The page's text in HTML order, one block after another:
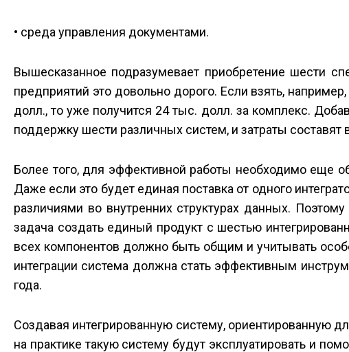
• среда управления документами.
Вышесказанное подразумевает приобретение шести
предприятий это довольно дорого. Если взять,
долл., то уже получится 24 тыс. долл. за комплекс.
поддержку шести различных систем, и затраты
Более того, для эффективной работы необходимо
Даже если это будет единая поставка от одного
различиями во внутренних структурах данных.
задача создать единый продукт с шестью
всех компонентов должно быть общим и учитывать
интеграции система должна стать эффективным
года.
Создавая интегрированную систему, ориентированную
на практике такую систему будут эксплуатировать и